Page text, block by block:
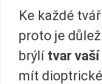
Ke každé
proto je
brýlí tvar
mít